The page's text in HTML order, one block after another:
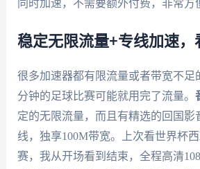
同时加速，不需要额外付费，非常方
稳定无限流量+专线加速，
很多加速器都有限流量或者带宽不足
分钟的足球比赛可能就用完了流量。
定的无限流量，而且有精选的回国影
线，独享100M带宽。上次看世界杯
赛，我从开场看到结束，全程高清